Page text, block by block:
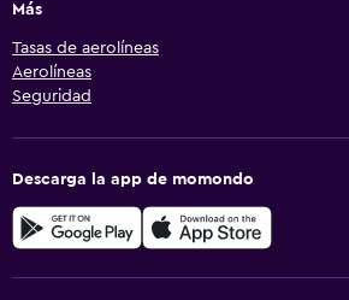
Más
Tasas de aerolíneas
Aerolíneas
Seguridad
Descarga la app de momondo